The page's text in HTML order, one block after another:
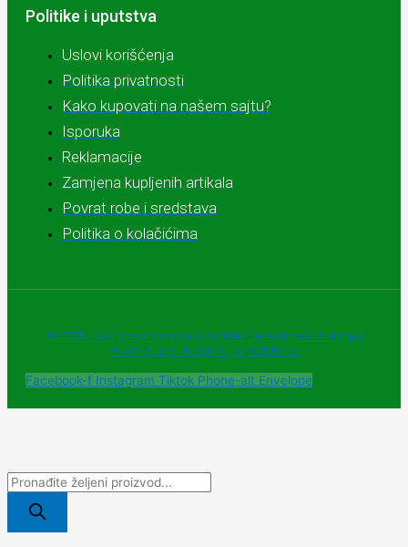
Politike i uputstva
Uslovi korišćenja
Politika privatnosti
Kako kupovati na našem sajtu?
Isporuka
Reklamacije
Zamjena kupljenih artikala
Povrat robe i sredstava
Politika o kolačićima
© 2025 - Sva prava zadržava Apoteke "Belladonna" Trebinje |
Powered and designed by Webherzz
Facebook-f Instagram Tiktok Phone-alt Envelope